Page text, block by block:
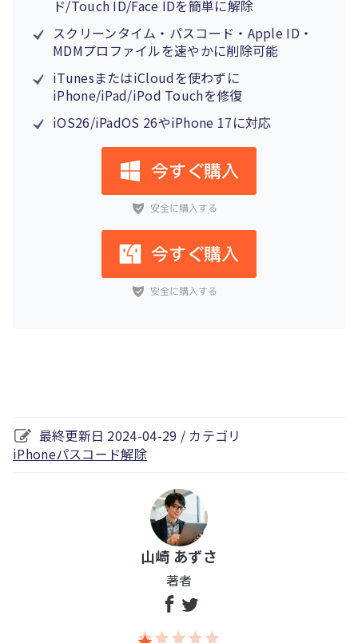
ド/Touch ID/Face IDを簡単に解除
スクリーンタイム ・ パスコード ・ Apple ID ・
MDMプロファイルを速やかに削除可能
iTunesまたはiCloudを使わずに
iPhone/iPad/iPod Touchを修復
iOS26/iPadOS 26やiPhone 17に対応
最終更新日 2024-04-29 / カテゴリ
iPhoneパスコード解除
山崎 あずさ
著者